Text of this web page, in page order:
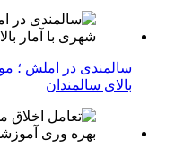
سالمندی در املش ؛
بالای سالمندان